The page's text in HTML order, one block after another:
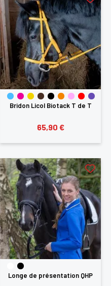
Bridon Licol Biotack T de T
65,90 €
Longe de présentation QHP